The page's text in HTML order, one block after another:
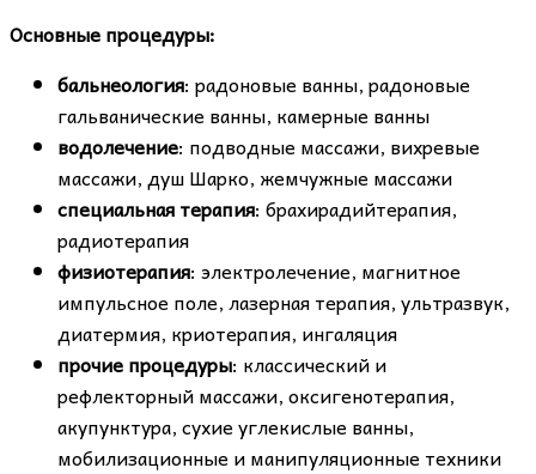
Основные процедуры:
бальнеология: радоновые ванны, радоновые
гальванические ванны, камерные ванны
водолечение: подводные массажи, вихревые
массажи, душ Шарко, жемчужные массажи
специальная терапия: брахирадийтерапия,
радиотерапия
физиотерапия: электролечение, магнитное
импульсное поле, лазерная терапия, ультразвук,
диатермия, криотерапия, ингаляция
прочие процедуры: классический и
рефлекторный массажи, оксигенотерапия,
акупунктура, сухие углекислые ванны,
мобилизационные и манипуляционные техники